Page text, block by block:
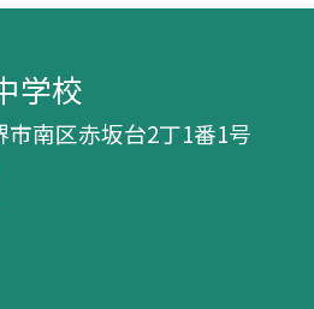
学校
市南区赤坂台2丁1番1号